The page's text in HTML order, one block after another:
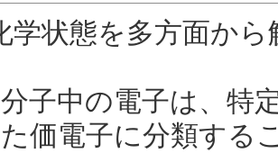
学状態を多方面か
子中の電子は、特
価電子に分類する